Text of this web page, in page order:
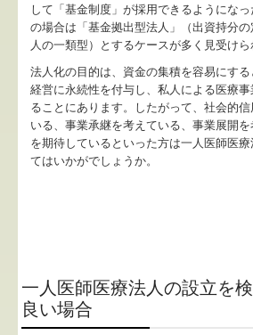
セミナー案内
リンク集
お問合せ
病院・診療所の皆様へ
補助金・助成金・融資情報
社長メニューASP版
TKCシステムQ&A
して「基金制度」が採用できるようにな
の場合は「基金拠出型法人」（出資持分
人の一類型）とするケースが多く見受けら
法人化の目的は、資金の集積を容易にす
経営に永続性を付与し、私人による医療
ることにあります。したがって、社会的
いる、事業承継を考えている、事業展開
を期待しているといった方は一人医師医
てはいかがでしょうか。
一人医師医療法人の設立を
良い場合